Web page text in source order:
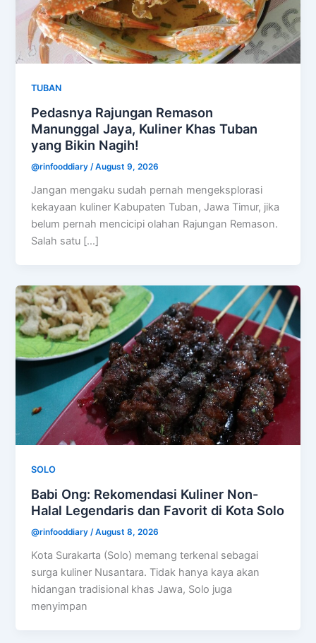
TUBAN
Pedasnya Rajungan Remason
Manunggal Jaya, Kuliner Khas Tuban
yang Bikin Nagih!
@rinfooddiary /August 9, 2026
Jangan mengaku sudah pernah mengeksplorasi
kekayaan kuliner Kabupaten Tuban, Jawa Timur, jika
belum pernah mencicipi olahan Rajungan Remason.
Salah satu […]
SOLO
Babi Ong: Rekomendasi Kuliner Non-
Halal Legendaris dan Favorit di Kota Solo
@rinfooddiary/August 8, 2026
Kota Surakarta (Solo) memang terkenal sebagai
surga kuliner Nusantara. Tidak hanya kaya akan
hidangan tradisional khas Jawa, Solo juga
menyimpan